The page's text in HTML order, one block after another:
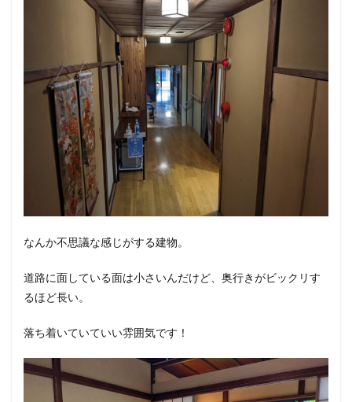
なんか不思議な感じがする建物。
道路に面している面は小さいんだけど、奥行きがビックリす
るほど長い。
落ち着いていていい雰囲気です！